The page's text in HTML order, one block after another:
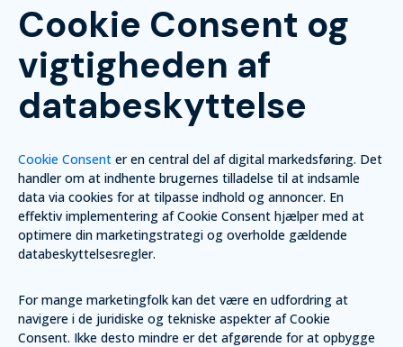
Cookie Consent og
vigtigheden af
databeskyttelse
Cookie Consent er en central del af digital markedsføring. Det
handler om at indhente brugernes tilladelse til at indsamle
data via cookies for at tilpasse indhold og annoncer. En
effektiv implementering af Cookie Consent hjælper med at
optimere din marketingstrategi og overholde gældende
databeskyttelsesregler.
For mange marketingfolk kan det være en udfordring at
navigere i de juridiske og tekniske aspekter af Cookie
Consent. Ikke desto mindre er det afgørende for at opbygge